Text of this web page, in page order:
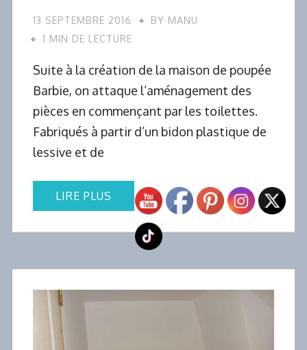
13 SEPTEMBRE 2016 BY MANU
1 MIN DE LECTURE
Suite à la création de la maison de poupée
Barbie, on attaque l’aménagement des
pièces en commençant par les toilettes.
Fabriqués à partir d’un bidon plastique de
lessive et de
LIRE PLUS